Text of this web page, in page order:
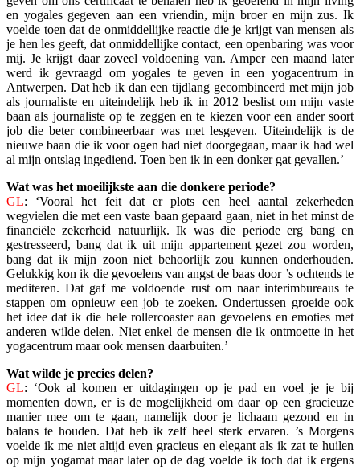
en yogales gegeven aan een vriendin, mijn broer en mijn zus. Ik
voelde toen dat de onmiddellijke reactie die je krijgt van mensen als
je hen les geeft, dat onmiddellijke contact, een openbaring was voor
mij. Je krijgt daar zoveel voldoening van. Amper een maand later
werd ik gevraagd om yogales te geven in een yogacentrum in
Antwerpen. Dat heb ik dan een tijdlang gecombineerd met mijn job
als journaliste en uiteindelijk heb ik in 2012 beslist om mijn vaste
baan als journaliste op te zeggen en te kiezen voor een ander soort
job die beter combineerbaar was met lesgeven. Uiteindelijk is de
nieuwe baan die ik voor ogen had niet doorgegaan, maar ik had wel
al mijn ontslag ingediend. Toen ben ik in een donker gat gevallen.’
Wat was het moeilijkste aan die donkere periode?
GL: ‘Vooral het feit dat er plots een heel aantal zekerheden
wegvielen die met een vaste baan gepaard gaan, niet in het minst de
financiële zekerheid natuurlijk. Ik was die periode erg bang en
gestresseerd, bang dat ik uit mijn appartement gezet zou worden,
bang dat ik mijn zoon niet behoorlijk zou kunnen onderhouden.
Gelukkig kon ik die gevoelens van angst de baas door ’s ochtends te
mediteren. Dat gaf me voldoende rust om naar interimbureaus te
stappen om opnieuw een job te zoeken. Ondertussen groeide ook
het idee dat ik die hele rollercoaster aan gevoelens en emoties met
anderen wilde delen. Niet enkel de mensen die ik ontmoette in het
yogacentrum maar ook mensen daarbuiten.’
Wat wilde je precies delen?
GL: ‘Ook al komen er uitdagingen op je pad en voel je je bij
momenten down, er is de mogelijkheid om daar op een gracieuze
manier mee om te gaan, namelijk door je lichaam gezond en in
balans te houden. Dat heb ik zelf heel sterk ervaren. ’s Morgens
voelde ik me niet altijd even gracieus en elegant als ik zat te huilen
op mijn yogamat maar later op de dag voelde ik toch dat ik ergens